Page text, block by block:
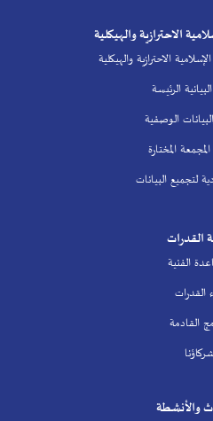
الاحترازية والهيكلية
الاحترازية والهيكلية
الرئيسة
الوصفية
المختارة
لتجميع البيانات
القدرات
الفنية
القدرات
القادمة
شركاؤنا
والأنشطة